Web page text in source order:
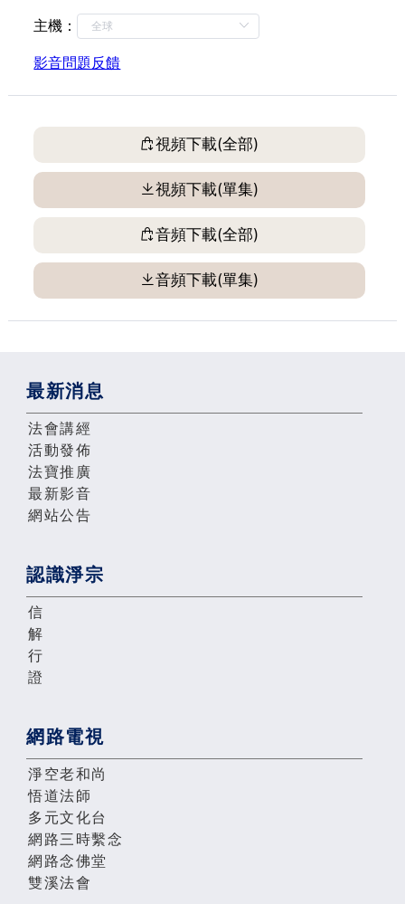
主機：
影音問題反饋
視頻下載(全部)
視頻下載(單集)
音頻下載(全部)
音頻下載(單集)
最新消息
法會講經
活動發佈
法寶推廣
最新影音
網站公告
認識淨宗
信
解
行
證
網路電視
淨空老和尚
悟道法師
多元文化台
網路三時繫念
網路念佛堂
雙溪法會